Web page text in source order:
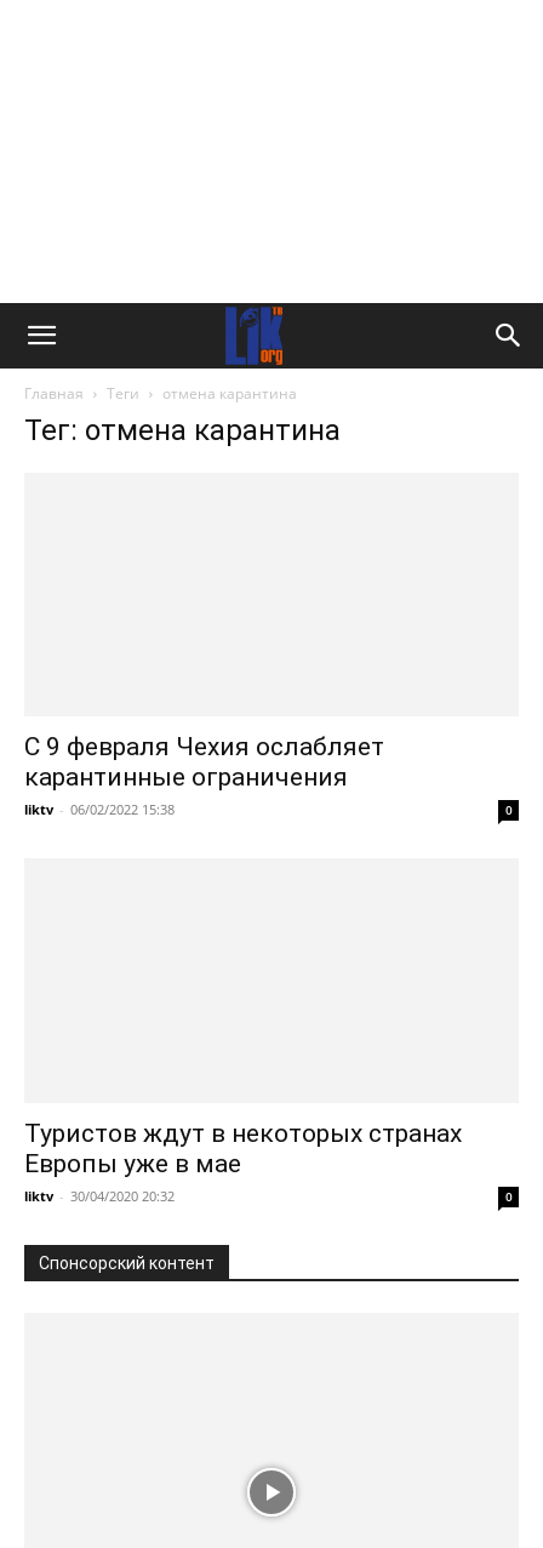
Главная Теги отмена карантина
Тег: отмена карантина
С 9 февраля Чехия ослабляет
карантинные ограничения
liktv - 06/02/2022 15:38 0
Туристов ждут в некоторых странах
Европы уже в мае
liktv - 30/04/2020 20:32 0
Спонсорский контент